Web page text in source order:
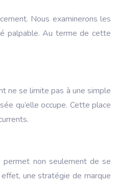
Nous examinerons les
palpable. Au terme de cette
ne se limite pas à une simple
qu’elle occupe. Cette place
permet non seulement de se
une stratégie de marque